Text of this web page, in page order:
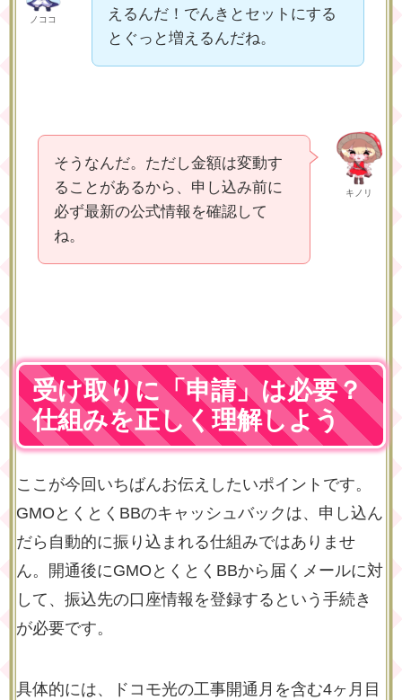
ノココ
えるんだ！でんきとセットにする
とぐっと増えるんだね。
キノリ
そうなんだ。ただし金額は変動す
ることがあるから、申し込み前に
必ず最新の公式情報を確認して
ね。
受け取りに「申請」は必要？
仕組みを正しく理解しよう
ここが今回いちばんお伝えしたいポイントです。
GMOとくとくBBのキャッシュバックは、申し込ん
だら自動的に振り込まれる仕組みではありませ
ん。開通後にGMOとくとくBBから届くメールに対
して、振込先の口座情報を登録するという手続き
が必要です。
具体的には、ドコモ光の工事開通月を含む4ヶ月目